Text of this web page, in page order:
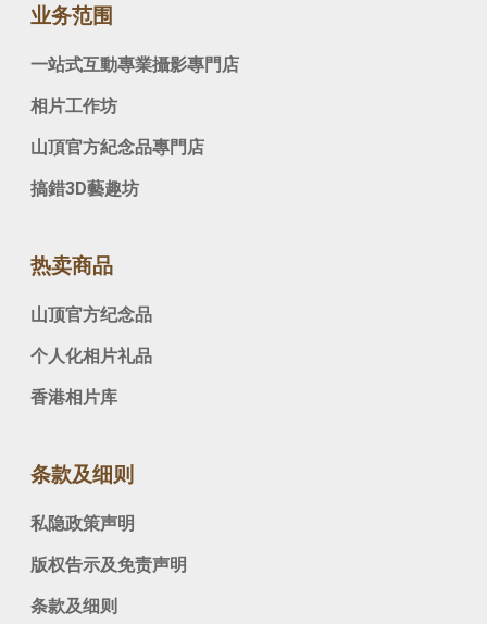
业务范围
一站式互動專業攝影專門店
相片工作坊
山頂官方紀念品專門店
搞錯3D藝趣坊
热卖商品
山顶官方纪念品
个人化相片礼品
香港相片库
条款及细则
私隐政策声明
版权告示及免责声明
条款及细则